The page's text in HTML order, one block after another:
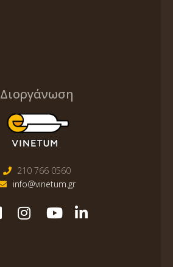
Διοργάνωση
210 766 0560
info@vinetum.gr